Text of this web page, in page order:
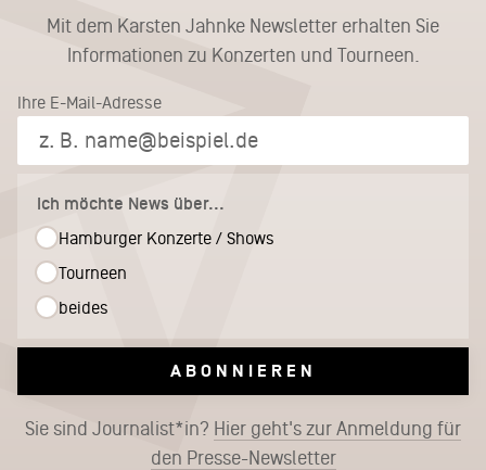
Mit dem Karsten Jahnke Newsletter erhalten Sie
Informationen zu Konzerten und Tourneen.
Ihre E-Mail-Adresse
Ich möchte News über...
Hamburger Konzerte / Shows
Tourneen
beides
ABONNIEREN
Sie sind Journalist*in? Hier geht's zur Anmeldung für
den Presse-Newsletter